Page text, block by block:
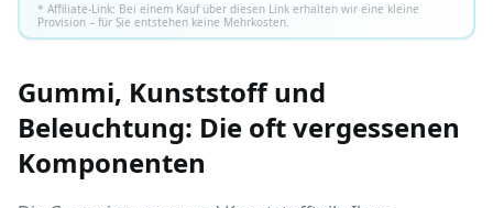
* Affiliate-Link: Bei einem Kauf über diesen Link erhalten wir eine kleine
Provision – für Sie entstehen keine Mehrkosten.
Gummi, Kunststoff und
Beleuchtung: Die oft vergessenen
Komponenten